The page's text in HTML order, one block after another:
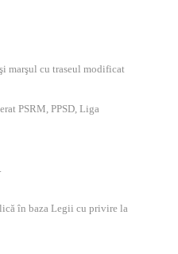
marşul cu traseul modificat
PSRM, PPSD, Liga
în baza Legii cu privire la